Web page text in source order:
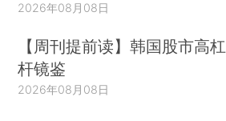
2026年08月08日
【周刊提前读】韩国股市高杠
杆镜鉴
2026年08月08日